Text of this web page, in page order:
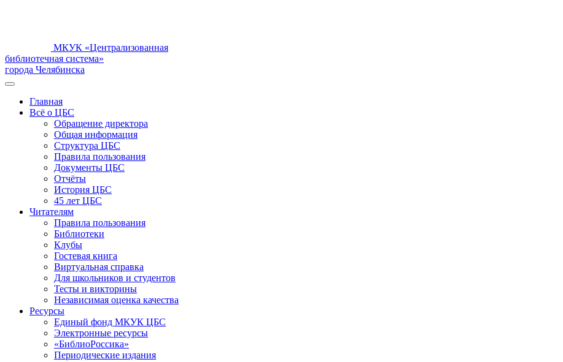
МКУК «Централизованная
библиотечная система»
города Челябинска
Главная
Всё о ЦБС
Обращение директора
Общая информация
Структура ЦБС
Правила пользования
Документы ЦБС
Отчёты
История ЦБС
45 лет ЦБС
Читателям
Правила пользования
Библиотеки
Клубы
Гостевая книга
Виртуальная справка
Для школьников и студентов
Тесты и викторины
Независимая оценка качества
Ресурсы
Единый фонд МКУК ЦБС
Электронные ресурсы
«БиблиоРоссика»
Периодические издания